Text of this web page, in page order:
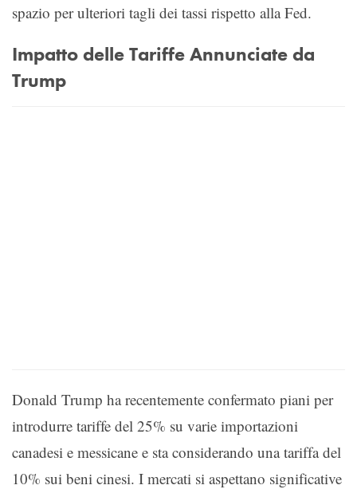
spazio per ulteriori tagli dei tassi rispetto alla Fed.
Impatto delle Tariffe Annunciate da
Trump
Donald Trump ha recentemente confermato piani per
introdurre tariffe del 25% su varie importazioni
canadesi e messicane e sta considerando una tariffa del
10% sui beni cinesi. I mercati si aspettano significative